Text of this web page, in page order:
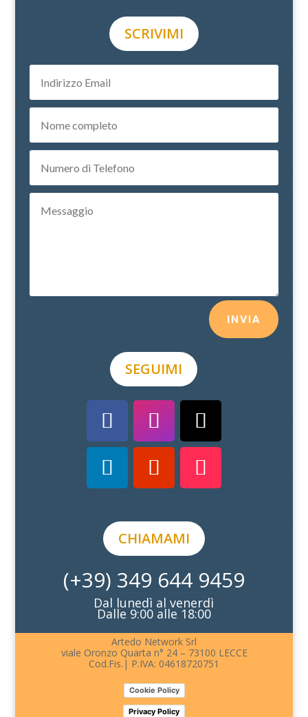
SCRIVIMI
INVIA
SEGUIMI
CHIAMAMI
(+39) 349 644 9459
Dal lunedì al venerdì
Dalle 9:00 alle 18:00
Artedo Network Srl
viale Oronzo Quarta n° 24 – 73100 LECCE
Cod.Fis.| P.IVA: 04618720751
Cookie Policy
Privacy Policy